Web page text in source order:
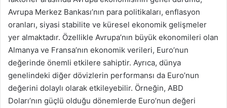
Avrupa Merkez Bankası’nın para politikaları, enflasyon
oranları, siyasi stabilite ve küresel ekonomik gelişmeler
yer almaktadır. Özellikle Avrupa’nın büyük ekonomileri olan
Almanya ve Fransa’nın ekonomik verileri, Euro’nun
değerinde önemli etkilere sahiptir. Ayrıca, dünya
genelindeki diğer dövizlerin performansı da Euro’nun
değerini dolaylı olarak etkileyebilir. Örneğin, ABD
Doları’nın güçlü olduğu dönemlerde Euro’nun değeri